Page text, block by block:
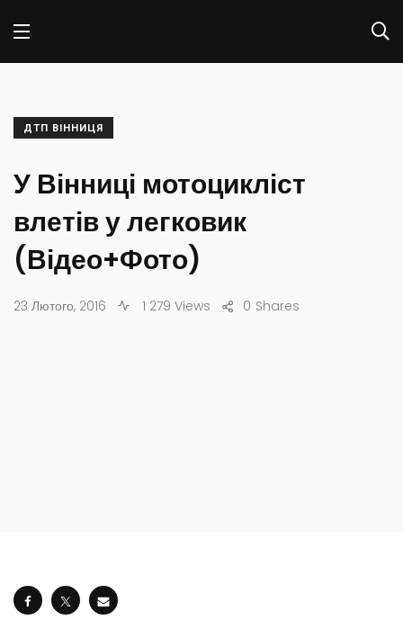
ДТП ВІННИЦЯ
У Вінниці мотоцикліст
влетів у легковик
(Відео+Фото)
23 Лютого, 2016 1 279 Views Shares
0